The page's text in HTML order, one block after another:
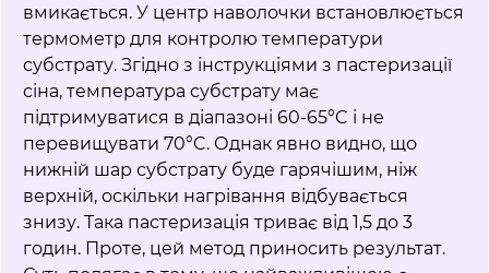
вмикається. У центр наволочки встановлюється
термометр для контролю температури
субстрату. Згідно з інструкціями з пастеризації
сіна, температура субстрату має
підтримуватися в діапазоні 60-65°C і не
перевищувати 70°C. Однак явно видно, що
нижній шар субстрату буде гарячішим, ніж
верхній, оскільки нагрівання відбувається
знизу. Така пастеризація триває від 1,5 до 3
годин. Проте, цей метод приносить результат.